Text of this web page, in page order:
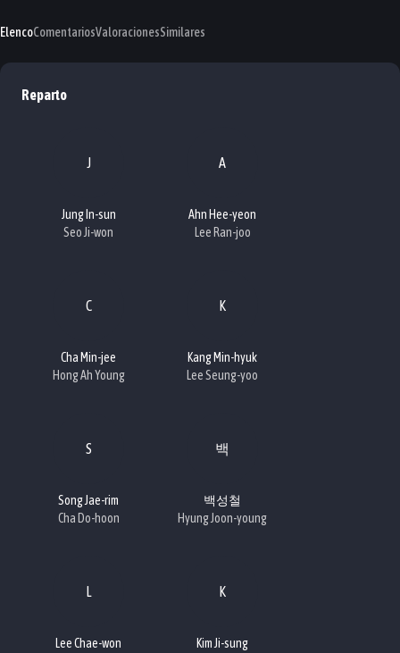
ElencoComentariosValoracionesSimilares
Reparto
J
Jung In-sun
Seo Ji-won
A
Ahn Hee-yeon
Lee Ran-joo
C
Cha Min-jee
Hong Ah Young
K
Kang Min-hyuk
Lee Seung-yoo
S
Song Jae-rim
Cha Do-hoon
백
백성철
Hyung Joon-young
L
Lee Chae-won
K
Kim Ji-sung